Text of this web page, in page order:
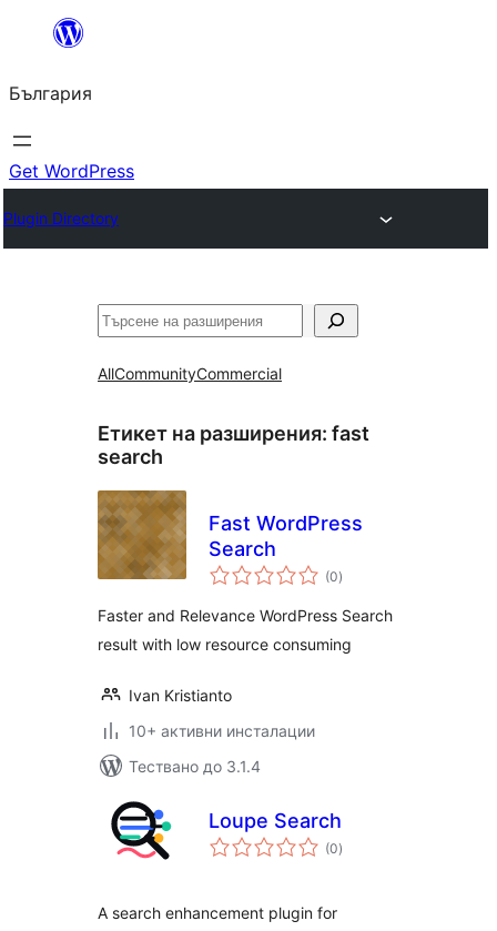
България
Get WordPress
Plugin Directory
Търсене
AllCommunityCommercial
Етикет на разширения: fast
search
Fast WordPress
Search
(0общо
оценки
)
Faster and Relevance WordPress Search
result with low resource consuming
Ivan Kristianto
10+ активни инсталации
Тествано до 3.1.4
Loupe Search
(0общо
оценки
)
A search enhancement plugin for